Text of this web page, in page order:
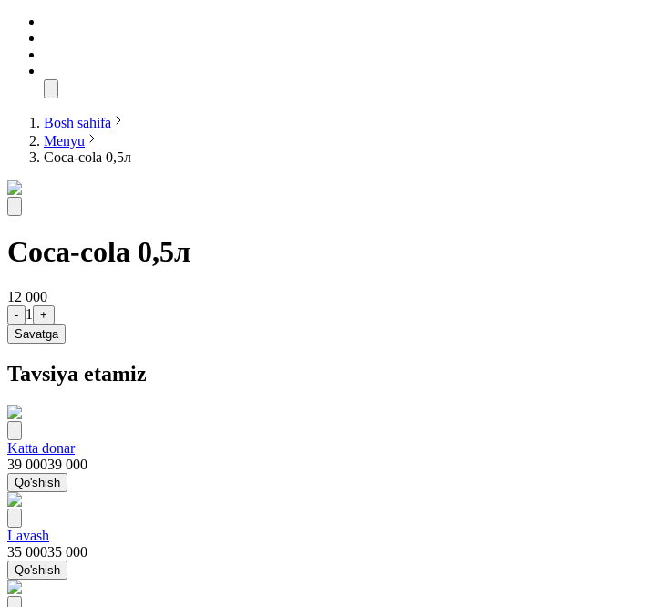
Bosh sahifa
Menyu
Coca-cola 0,5л
Coca-cola 0,5л
12 000
- 1
+
Savatga
Tavsiya etamiz
Katta donar
39 00039 000
Qo'shish
Lavash
35 00035 000
Qo'shish